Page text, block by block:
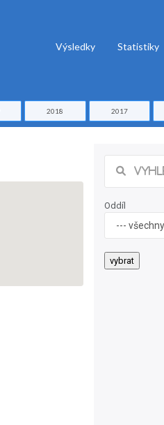
Výsledky Statistiky
2018 2017
Oddíl